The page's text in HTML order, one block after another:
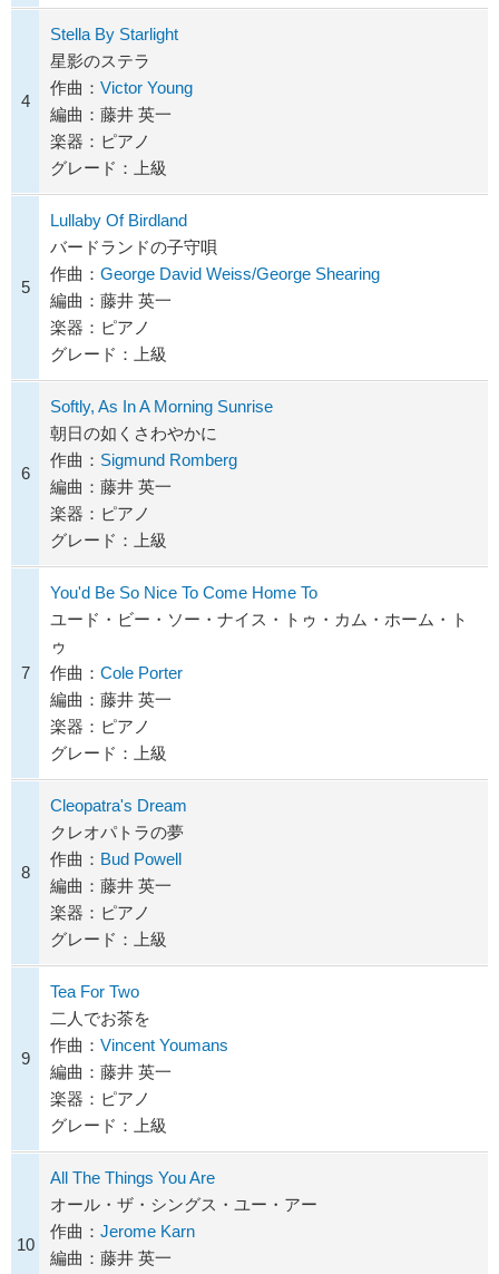
4
Stella By Starlight
星影のステラ
作曲： Victor Young
編曲：藤井 英一
楽器：ピアノ
グレード：上級
5
Lullaby Of Birdland
バードランドの子守唄
作曲： George David Weiss/George Shearing
編曲：藤井 英一
楽器：ピアノ
グレード：上級
6
Softly, As In A Morning Sunrise
朝日の如くさわやかに
作曲： Sigmund Romberg
編曲：藤井 英一
楽器：ピアノ
グレード：上級
7
You'd Be So Nice To Come Home To
ユード・ビー・ソー・ナイス・トゥ・カム・ホーム・ト
ゥ
作曲： Cole Porter
編曲：藤井 英一
楽器：ピアノ
グレード：上級
8
Cleopatra's Dream
クレオパトラの夢
作曲： Bud Powell
編曲：藤井 英一
楽器：ピアノ
グレード：上級
9
Tea For Two
二人でお茶を
作曲： Vincent Youmans
編曲：藤井 英一
楽器：ピアノ
グレード：上級
10
All The Things You Are
オール・ザ・シングス・ユー・アー
作曲： Jerome Karn
編曲：藤井 英一